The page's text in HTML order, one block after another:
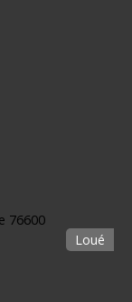
VENDRE
Loué